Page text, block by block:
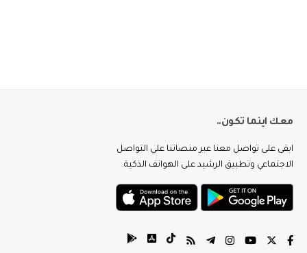
معك اينما تكون..
ابقى على تواصل معنا عبر منصاتنا على التواصل
الاجتماعي وتطبيق الرشيد على الهواتف الذكية.